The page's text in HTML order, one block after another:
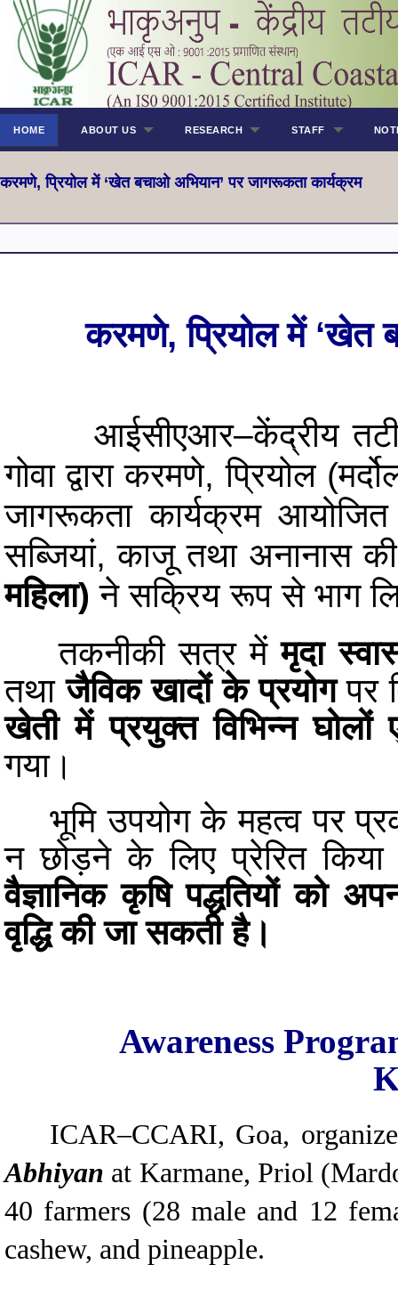
HOME ABOUT US RESEARCH STAFF
करमणे, प्रियोल में ‘खेत बचाओ अभियान’ पर जागरूकता कार्यक्रम
करमणे, प्रियोल में ‘खेत
आईसीएआर–केंद्रीय
गोवा द्वारा करमणे, प्रियोल
जागरूकता कार्यक्रम
सब्जियां, काजू तथा अनानास
महिला) ने सक्रिय रूप से भाग
तकनीकी सत्र मेंमृदा
तथाजैविक खादों के प्रयोगपर
खेती में प्रयुक्त विभिन्न घोलों
गया।
भूमि उपयोग के महत्व पर
न छोड़ने के लिए प्रेरित
वैज्ञानिक कृषि पद्धतियों को
वृद्धि की जा सकती है।
Awareness
ICAR–CCARI, Goa,
Abhiyan at Karmane, Priol
40 farmers (28 male and 12
cashew, and pineapple.